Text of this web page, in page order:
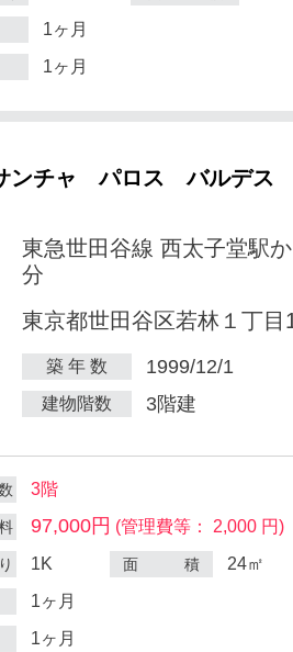
1ヶ月
1ヶ月
ンチャ パロス バルデス
東急世田谷線 西太子堂駅
分
東京都世田谷区若林１丁目
築 年 数 1999/12/1
建物階数 3階建
3階
97,000円 (管理費等： 2,000 円)
1K 面 積 24㎡
1ヶ月
1ヶ月